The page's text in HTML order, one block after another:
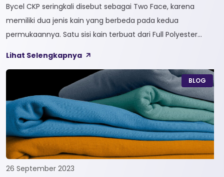
Bycel CKP seringkali disebut sebagai Two Face, karena
memiliki dua jenis kain yang berbeda pada kedua
permukaannya. Satu sisi kain terbuat dari Full Polyester
Bycel merupakan kain High-End karena bersifat Fungsional,
dapat digunakan sesuai kebutuhan customer. Selain itu,
kain Bycel juga diberi teknologi teranyar yakni pemberian
dua jenis […]
Lihat Selengkapnya
BLOG
26 September 2023